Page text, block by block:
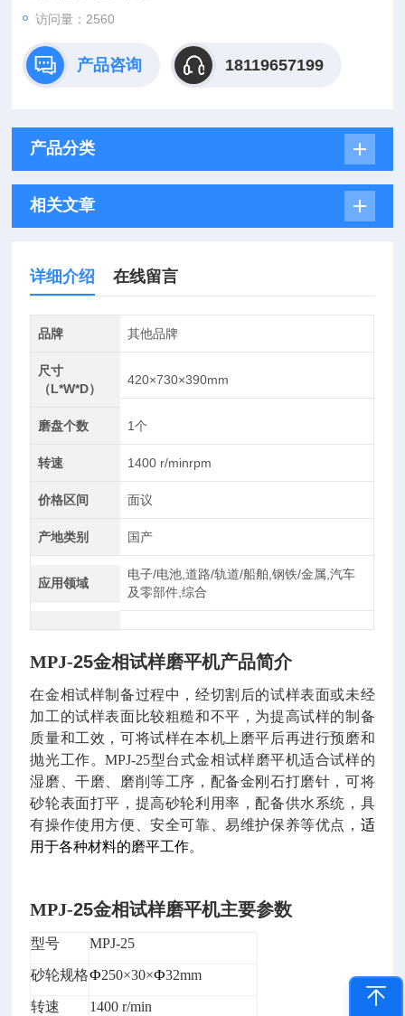
访问量：2560
产品咨询 18119657199
产品分类
相关文章
详细介绍 在线留言
品牌 其他品牌
尺寸
（L*W*D）
420×730×390mm
磨盘个数 1个
转速 1400 r/minrpm
价格区间 面议
产地类别 国产
应用领域
电子/电池,道路/轨道/船舶,钢铁/金属,汽车
及零部件,综合
MPJ-25金相试样磨平机产品简介
在金相试样制备过程中，经切割后的试样表面或未经
加工 的试样表面比较粗糙和不平，为提高试样的制备
质量和工效，可将试样在本机上磨平后再进行预磨和
抛光工作。MPJ-25型台式金相试样磨平机适合试样的
湿磨、干磨、磨削等工序 ， 配备金刚石打磨针，可将
砂轮表面打平，提高砂轮利用率，配备供水系统， 具
有操作使用方便 、安全可靠 、易维护保养等优点， 适
用于各种材料的磨平工作。
MPJ-25金相试样磨平机主要参数
型号 MPJ-25
砂轮规格Ф250×30×Ф32mm
转速 1400 r/min